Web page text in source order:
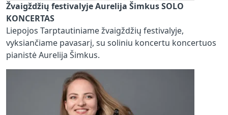
Žvaigždžių festivalyje Aurelija Šimkus SOLO
KONCERTAS
Liepojos Tarptautiniame žvaigždžių festivalyje,
vyksiančiame pavasarį, su soliniu koncertu koncertuos
pianistė Aurelija Šimkus.